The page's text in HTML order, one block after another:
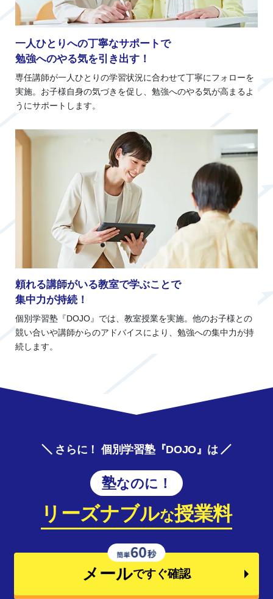
一人ひとりへの丁寧なサポートで
勉強へのやる気を引き出す！
専任講師が一人ひとりの学習状況に合わせて丁寧にフォローを
実施。お子様自身の気づきを促し、勉強へのやる気が高まるよ
うにサポートします。
頼れる講師がいる教室で学ぶことで
集中力が持続！
個別学習塾『DOJO』では、教室授業を実施。他のお子様との
競い合いや講師からのアドバイスにより、勉強への集中力が持
続します。
さらに！ 個別学習塾『DOJO』は
塾なのに！
リーズナブルな授業料
メールですぐ確認